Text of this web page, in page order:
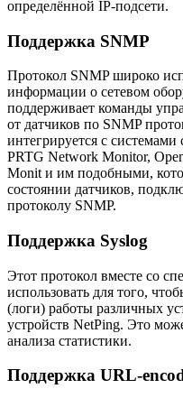
определённой IP-подсети.
Поддержка SNMP
Протокол SNMP широко
информации о сетевом
поддерживает команды
от датчиков по SNMP
интегрируется с
PRTG Network Monitor,
Monit и им подобными,
состоянии датчиков,
протоколу SNMP.
Поддержка Syslog
Этот протокол вместе со
использовать для того,
(логи) работы различных
устройств NetPing. Это
анализа статистики.
Поддержка URL-